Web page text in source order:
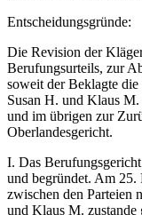
Entscheidungsgründe:
Die Revision der
Berufungsurteils, zur
soweit der Beklagte
Susan H. und Klaus
und im übrigen zur
Oberlandesgericht.
I. Das
und begründet. Am
zwischen den Parteien
und Klaus M. zustande